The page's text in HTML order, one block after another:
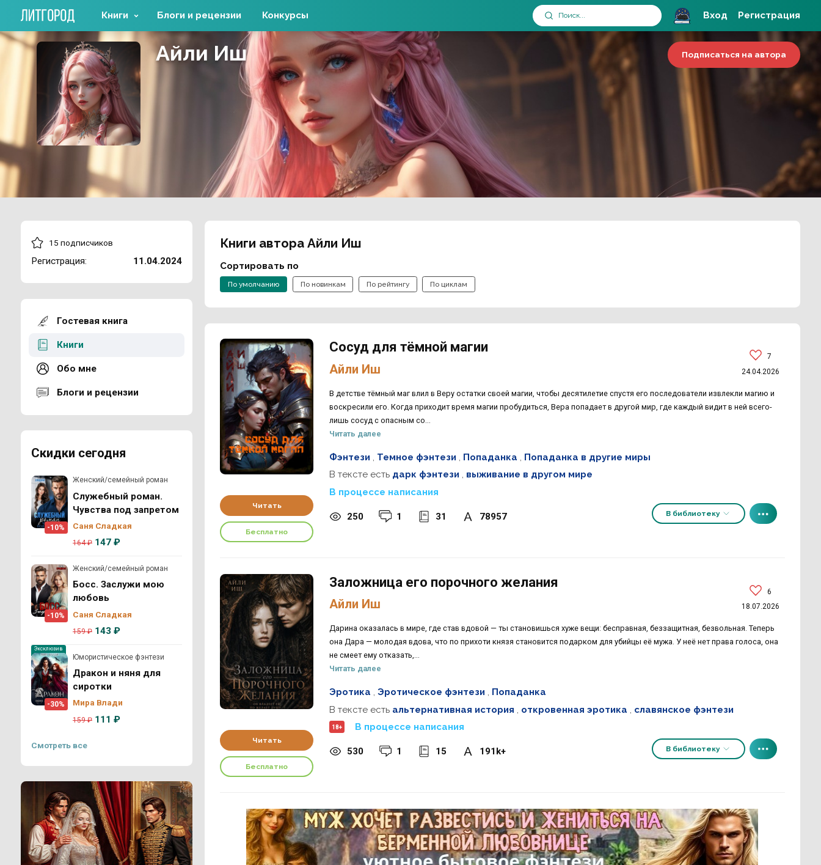
Подписаться на автора
Айли Иш
15 подписчиков
11.04.2024
Регистрация:
Гостевая книга
Книги
Обо мне
Блоги и рецензии
Скидки сегодня
-10%
Женский/семейный роман
Служебный роман.
Чувства под запретом
Саня Сладкая
164 ₽ 147 ₽
-10%
Женский/семейный роман
Босс. Заслужи мою
любовь
Саня Сладкая
159 ₽ 143 ₽
Эксклюзив
-30%
Юмористическое фэнтези
Дракон и няня для
сиротки
Мира Влади
159 ₽ 111 ₽
Смотреть все
Книги автора Айли Иш
Сортировать по
По умолчанию По новинкам По рейтингу По циклам
Читать
Бесплатно
Сосуд для тёмной магии
Айли Иш
7
24.04.2026
В детстве тёмный маг влил в Веру остатки своей магии, чтобы десятилетие спустя его последователи извлекли магию и
воскресили его. Когда приходит время магии пробудиться, Вера попадает в другой мир, где каждый видит в ней всего-
лишь сосуд с опасным со...
Читать далее
Фэнтези , Темное фэнтези , Попаданка , Попаданка в другие миры
В тексте есть дарк фэнтези , выживание в другом мире
В процессе написания
250 1 31 78957 В библиотеку
Читать
Бесплатно
Заложница его порочного желания
Айли Иш
6
18.07.2026
Дарина оказалась в мире, где став вдовой — ты становишься хуже вещи: бесправная, беззащитная, безвольная. Теперь
она Дара — молодая вдова, что по прихоти князя становится подарком для убийцы её мужа. У неё нет права голоса, она
не смеет ему отказать,...
Читать далее
Эротика , Эротическое фэнтези , Попаданка
В тексте есть альтернативная история откровенная эротика славянское фэнтези
18+ В процессе написания
530 1 15 191k+ В библиотеку
Книги Блоги и рецензии Конкурсы Вход Регистрация